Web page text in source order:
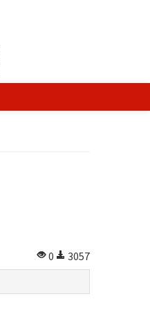
0
3057